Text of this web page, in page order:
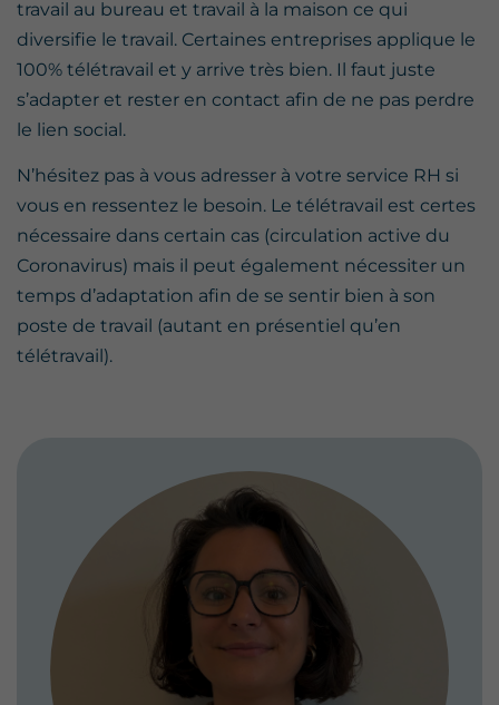
travail au bureau et travail à la maison ce qui
diversifie le travail. Certaines entreprises applique le
100% télétravail et y arrive très bien. Il faut juste
s’adapter et rester en contact afin de ne pas perdre
le lien social.
N’hésitez pas à vous adresser à votre service RH si
vous en ressentez le besoin. Le télétravail est certes
nécessaire dans certain cas (circulation active du
Coronavirus) mais il peut également nécessiter un
temps d’adaptation afin de se sentir bien à son
poste de travail (autant en présentiel qu’en
télétravail).